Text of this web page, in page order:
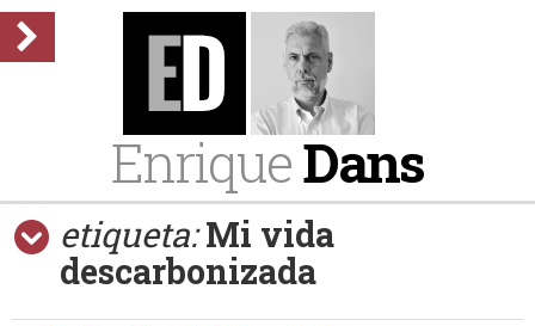
EnriqueDans
etiqueta: Mi vida
descarbonizada